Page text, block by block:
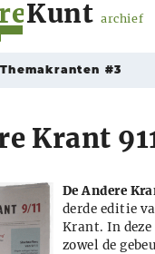
reKunt archief
Themakranten #3
Krant
De Andere
derde editie
Krant. In
zowel de